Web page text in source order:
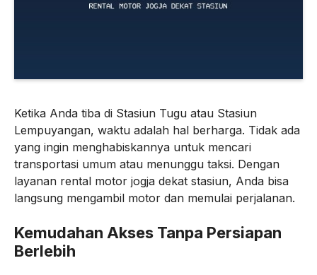
Ketika Anda tiba di Stasiun Tugu atau Stasiun
Lempuyangan, waktu adalah hal berharga. Tidak ada
yang ingin menghabiskannya untuk mencari
transportasi umum atau menunggu taksi. Dengan
layanan rental motor jogja dekat stasiun, Anda bisa
langsung mengambil motor dan memulai perjalanan.
Kemudahan Akses Tanpa Persiapan
Berlebih